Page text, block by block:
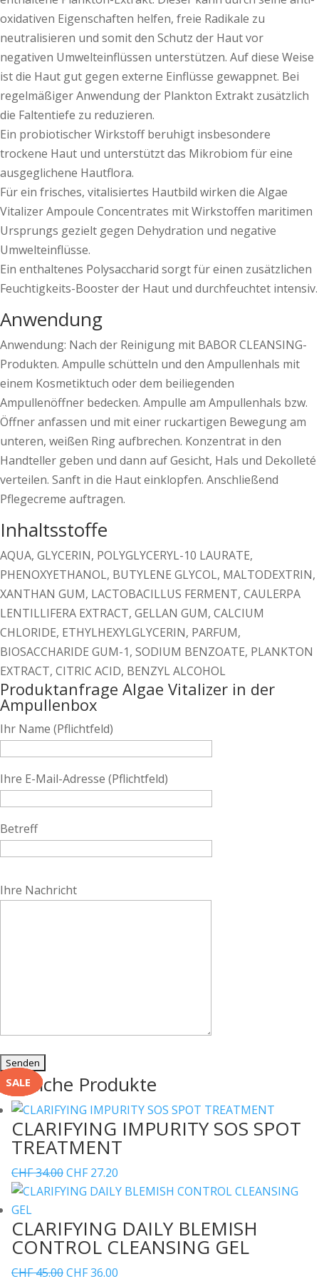
oxidativen Eigenschaften helfen, freie Radikale zu
neutralisieren und somit den Schutz der Haut vor
negativen Umwelteinflüssen unterstützen. Auf diese Weise
ist die Haut gut gegen externe Einflüsse gewappnet. Bei
regelmäßiger Anwendung der Plankton Extrakt zusätzlich
die Faltentiefe zu reduzieren.
Ein probiotischer Wirkstoff beruhigt insbesondere
trockene Haut und unterstützt das Mikrobiom für eine
ausgeglichene Hautflora.
Für ein frisches, vitalisiertes Hautbild wirken die Algae
Vitalizer Ampoule Concentrates mit Wirkstoffen maritimen
Ursprungs gezielt gegen Dehydration und negative
Umwelteinflüsse.
Ein enthaltenes Polysaccharid sorgt für einen zusätzlichen
Feuchtigkeits-Booster der Haut und durchfeuchtet intensiv.
Anwendung
Anwendung: Nach der Reinigung mit BABOR CLEANSING-
Produkten. Ampulle schütteln und den Ampullenhals mit
einem Kosmetiktuch oder dem beiliegenden
Ampullenöffner bedecken. Ampulle am Ampullenhals bzw.
Öffner anfassen und mit einer ruckartigen Bewegung am
unteren, weißen Ring aufbrechen. Konzentrat in den
Handteller geben und dann auf Gesicht, Hals und Dekolleté
verteilen. Sanft in die Haut einklopfen. Anschließend
Pflegecreme auftragen.
Inhaltsstoffe
AQUA, GLYCERIN, POLYGLYCERYL-10 LAURATE,
PHENOXYETHANOL, BUTYLENE GLYCOL, MALTODEXTRIN,
XANTHAN GUM, LACTOBACILLUS FERMENT, CAULERPA
LENTILLIFERA EXTRACT, GELLAN GUM, CALCIUM
CHLORIDE, ETHYLHEXYLGLYCERIN, PARFUM,
BIOSACCHARIDE GUM-1, SODIUM BENZOATE, PLANKTON
EXTRACT, CITRIC ACID, BENZYL ALCOHOL
Produktanfrage Algae Vitalizer in der
Ampullenbox
Ihr Name (Pflichtfeld)
Ihre E-Mail-Adresse (Pflichtfeld)
Betreff
Ihre Nachricht
Ähnliche Produkte
SALE
CLARIFYING IMPURITY SOS SPOT
TREATMENT
CHF34.00Ursprünglicher
Preis
CHF 34.00
CHF 27.20
Preis
CHF 27.20.
SALE
CLARIFYING DAILY BLEMISH
CONTROL CLEANSING GEL
CHF45.00Ursprünglicher
CHF36.00
SALE
SALE